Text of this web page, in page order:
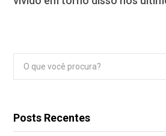
Pesquisar
por:
Posts Recentes